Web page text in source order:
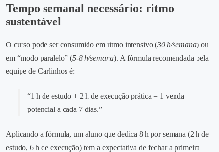
Tempo semanal necessário: ritmo
sustentável
O curso pode ser consumido em ritmo intensivo (30 h/semana) ou
em “modo paralelo” (5‑8 h/semana). A fórmula recomendada pela
equipe de Carlinhos é:
“1 h de estudo + 2 h de execução prática = 1 venda
potencial a cada 7 dias.”
Aplicando a fórmula, um aluno que dedica 8 h por semana (2 h de
estudo, 6 h de execução) tem a expectativa de fechar a primeira